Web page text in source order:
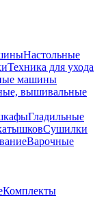
Настольные
Техника для ухода
машины
вышивальные
Гладильные
Сушилки
Варочные
Комплекты